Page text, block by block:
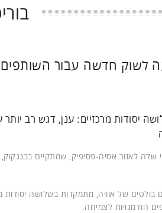
לשוק חדשה עבור השותפים
מרכזיים: ענן, דגש רב יותר
לאזור אסיה-פסיפיק, שמתקיים
שהוצגו בפני נציגי 300 שותפים בולטים של אוויה,
הזדמנויות לצמיחה.